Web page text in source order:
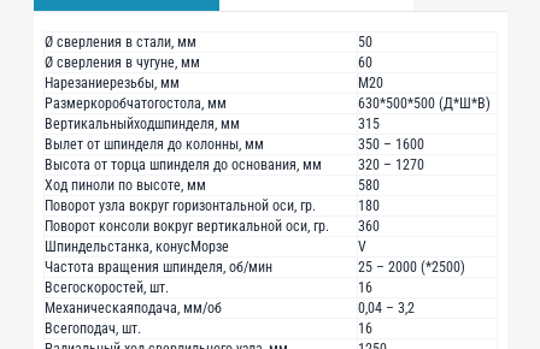
Ø сверления в стали, мм
50
Ø сверления в чугуне, мм
60
Нарезаниерезьбы, мм
М20
Размеркоробчатогостола, мм
630*500*500 (Д*Ш*В)
Вертикальныйходшпинделя, мм
315
Вылет от шпинделя до колонны, мм
350 – 1600
Высота от торца шпинделя до основания, мм
320 – 1270
Ход пиноли по высоте, мм
580
Поворот узла вокруг горизонтальной оси, гр.
180
Поворот консоли вокруг вертикальной оси, гр.
360
Шпиндельстанка, конусМорзе
V
Частота вращения шпинделя, об/мин
25 – 2000 (*2500)
Всегоскоростей, шт.
16
Механическаяподача, мм/об
0,04 – 3,2
Всегоподач, шт.
16